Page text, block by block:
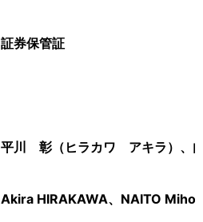
証券保管証
平川 彰（ヒラカワ アキラ）、
Akira HIRAKAWA、NAITO